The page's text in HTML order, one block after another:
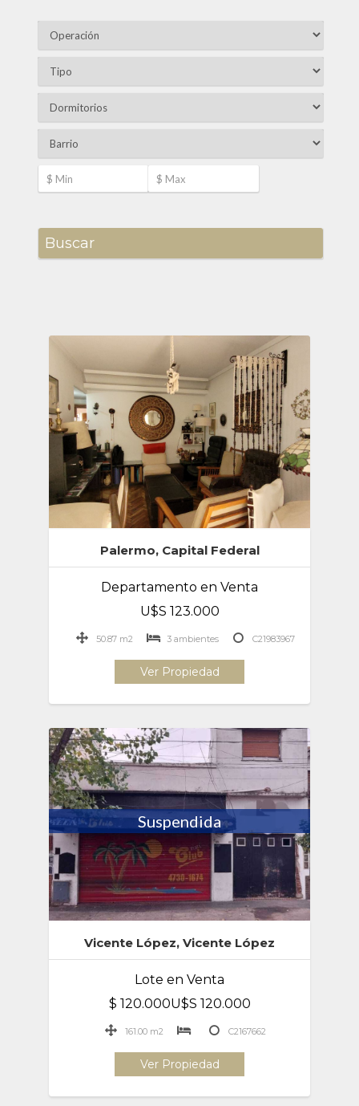
Palermo, Capital Federal
Departamento en Venta
U$S 123.000
50.87 m2 3 ambientes C21983967
Ver Propiedad
Suspendida
Vicente López, Vicente López
Lote en Venta
$ 120.000U$S 120.000
161.00 m2 C2167662
Ver Propiedad